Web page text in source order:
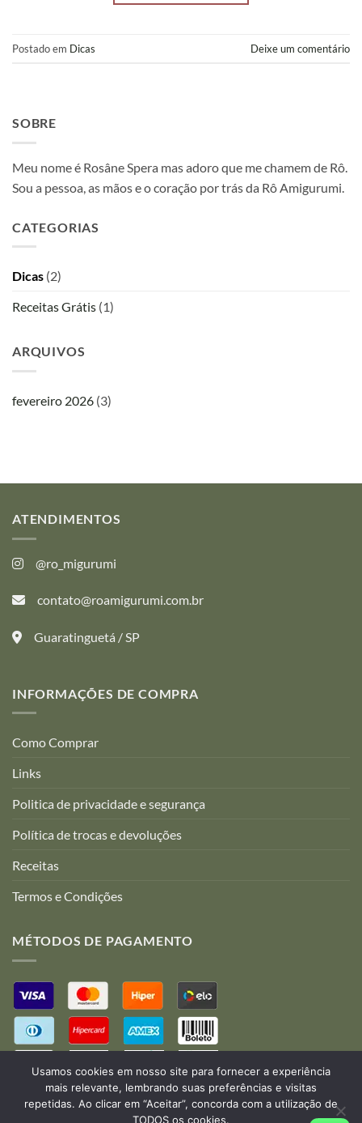
SOBRE
Meu nome é Rosâne Spera mas adoro que me chamem de Rô.
Sou a pessoa, as mãos e o coração por trás da Rô Amigurumi.
CATEGORIAS
Dicas (2)
Receitas Grátis (1)
ARQUIVOS
fevereiro 2026 (3)
Postado em Dicas Deixe um comentário
ATENDIMENTOS
@ro_migurumi
contato@roamigurumi.com.br
Guaratinguetá / SP
INFORMAÇÕES DE COMPRA
Como Comprar
Links
Politica de privacidade e segurança
Política de trocas e devoluções
Receitas
Termos e Condições
MÉTODOS DE PAGAMENTO
Usamos cookies em nosso site para fornecer a experiência
mais relevante, lembrando suas preferências e visitas
repetidas. Ao clicar em “Aceitar”, concorda com a utilização de
TODOS os cookies.